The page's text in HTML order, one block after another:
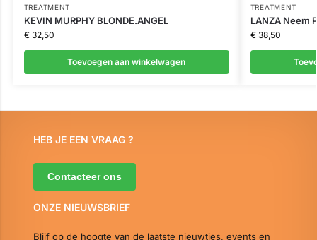
TREATMENT
KEVIN MURPHY BLONDE.ANGEL
€32,50
Toevoegen aan winkelwagen
TREATMENT
LANZA Neem
€38,50
HEB JE EEN VRAAG ?
Contacteer ons
ONZE NIEUWSBRIEF
Blijf op de hoogte van de laatste nieuwtjes, events en